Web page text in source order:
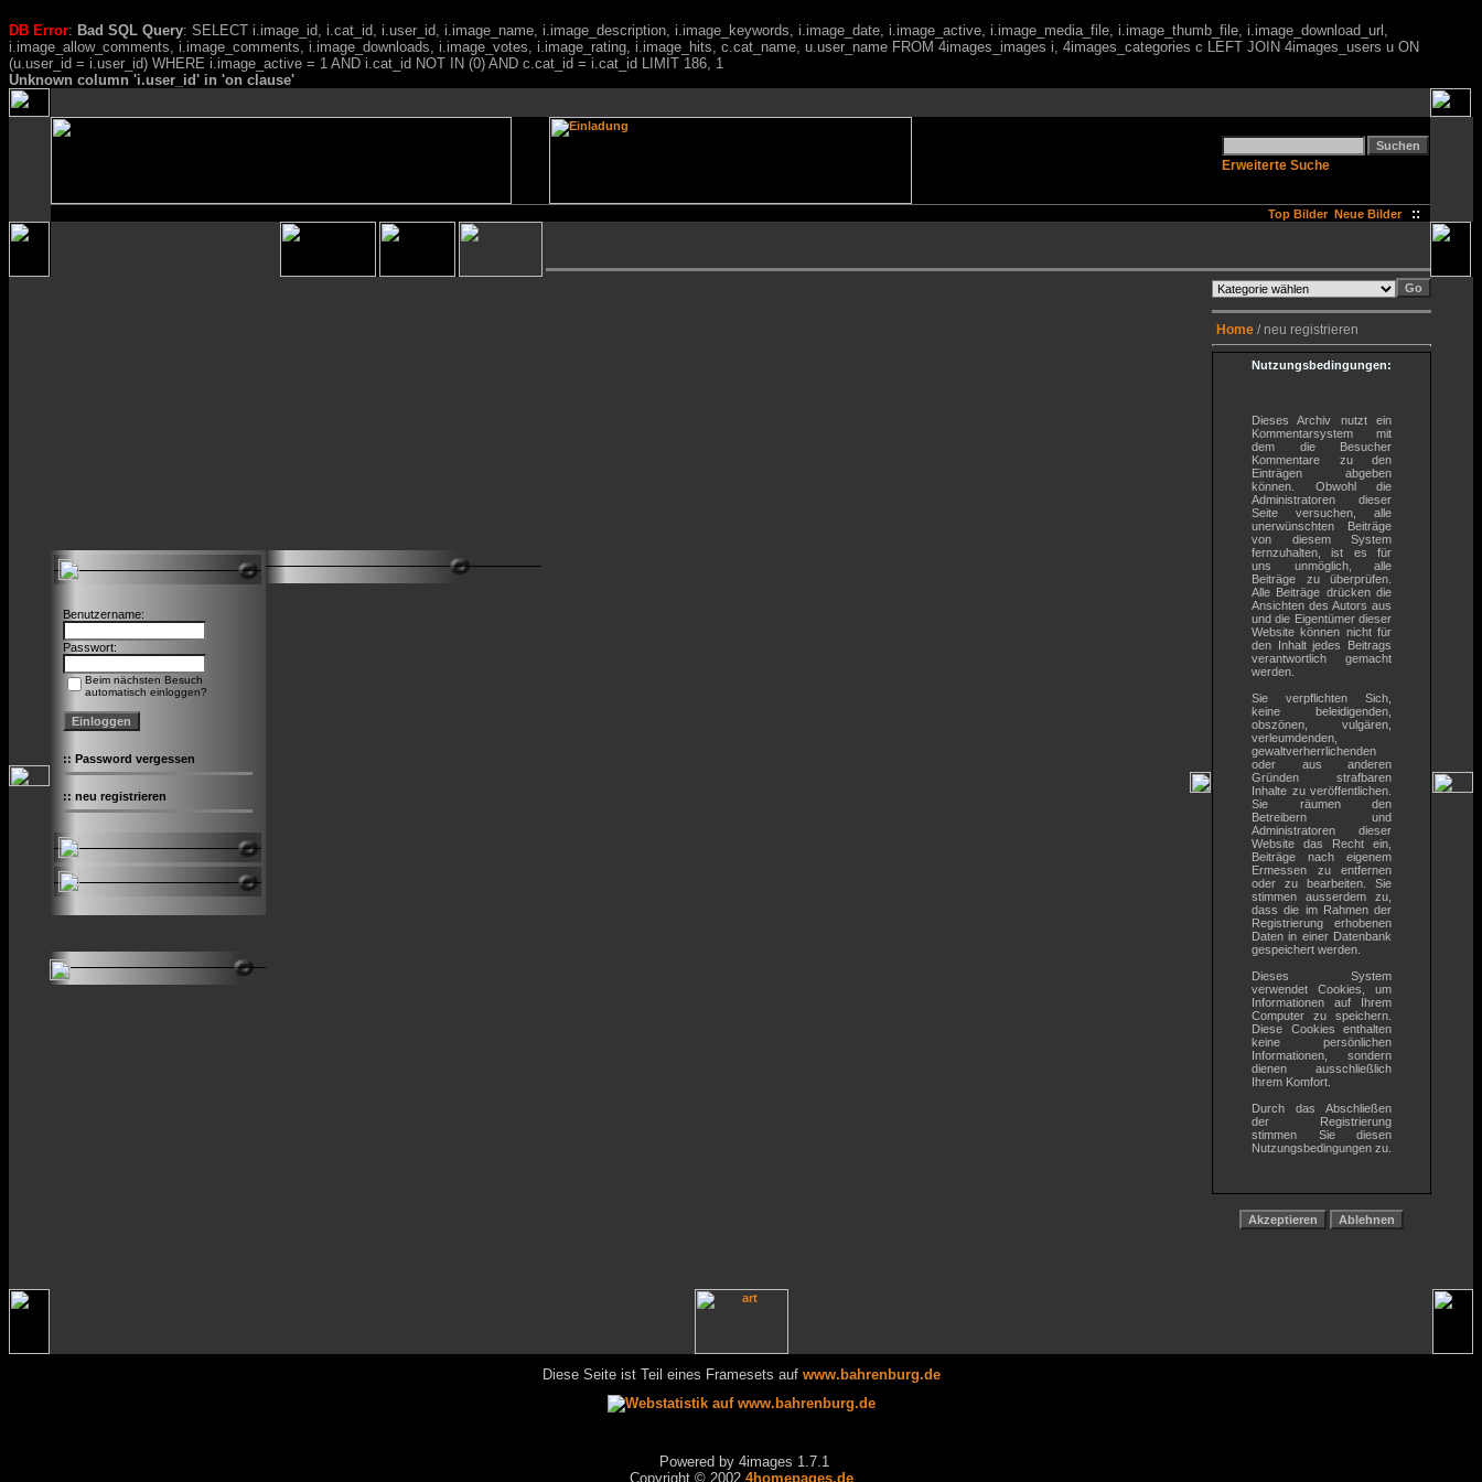
DB Error: Bad SQL Query: SELECT i.image_id, i.cat_id, i.user_id, i.image_name, i.image_description, i.image_keywords, i.image_date, i.image_active, i.image_media_file, i.image_thumb_file, i.image_download_url,
i.image_allow_comments, i.image_comments, i.image_downloads, i.image_votes, i.image_rating, i.image_hits, c.cat_name, u.user_name FROM 4images_images i, 4images_categories c LEFT JOIN 4images_users u ON
(u.user_id = i.user_id) WHERE i.image_active = 1 AND i.cat_id NOT IN (0) AND c.cat_id = i.cat_id LIMIT 186, 1
Unknown column 'i.user_id' in 'on clause'
Erweiterte Suche
Top Bilder Neue Bilder ::
Benutzername:
Passwort:
Beim nächsten Besuch
automatisch einloggen?
:: Password vergessen
:: neu registrieren
Home / neu registrieren
Nutzungsbedingungen:
Dieses Archiv nutzt ein
Kommentarsystem mit
dem die Besucher
Kommentare zu den
Einträgen abgeben
können. Obwohl die
Administratoren dieser
Seite versuchen, alle
unerwünschten Beiträge
von diesem System
fernzuhalten, ist es für
uns unmöglich, alle
Beiträge zu überprüfen.
Alle Beiträge drücken die
Ansichten des Autors aus
und die Eigentümer dieser
Website können nicht für
den Inhalt jedes Beitrags
verantwortlich gemacht
werden.
Sie verpflichten Sich,
keine beleidigenden,
obszönen, vulgären,
verleumdenden,
gewaltverherrlichenden
oder aus anderen
Gründen strafbaren
Inhalte zu veröffentlichen.
Sie räumen den
Betreibern und
Administratoren dieser
Website das Recht ein,
Beiträge nach eigenem
Ermessen zu entfernen
oder zu bearbeiten. Sie
stimmen ausserdem zu,
dass die im Rahmen der
Registrierung erhobenen
Daten in einer Datenbank
gespeichert werden.
Dieses System
verwendet Cookies, um
Informationen auf Ihrem
Computer zu speichern.
Diese Cookies enthalten
keine persönlichen
Informationen, sondern
dienen ausschließlich
Ihrem Komfort.
Durch das Abschließen
der Registrierung
stimmen Sie diesen
Nutzungsbedingungen zu.
Diese Seite ist Teil eines Framesets auf www.bahrenburg.de
Powered by 4images 1.7.1
Copyright © 2002 4homepages.de